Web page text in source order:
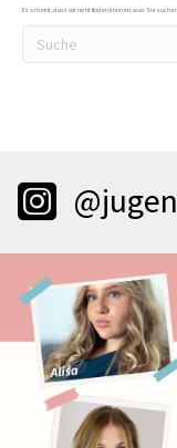
Es scheint, dass wir nicht finden können, was Sie